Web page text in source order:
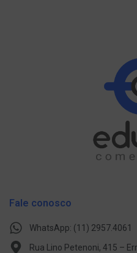
Fale conosco
WhatsApp: (11) 2957.4061
Rua Lino Petenoni, 415 –